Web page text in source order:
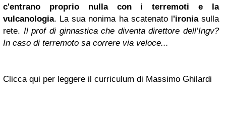
c'entrano proprio nulla con i terremoti e la
vulcanologia. La sua nonima ha scatenato l'ironiasulla
rete. Il prof di ginnastica che diventa direttore dell’Ingv?
In caso di terremoto sa correre via veloce...
Clicca qui per leggere il curriculum di Massimo Ghilardi